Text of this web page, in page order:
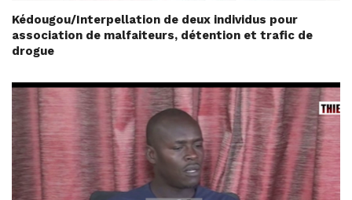
Kédougou/Interpellation de deux individus pour
association de malfaiteurs, détention et trafic de
drogue